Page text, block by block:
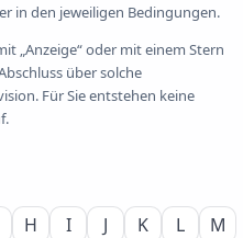
in den jeweiligen Bedingungen.
„Anzeige“ oder mit einem Stern
über solche
Für Sie entstehen keine
H I J K L
M